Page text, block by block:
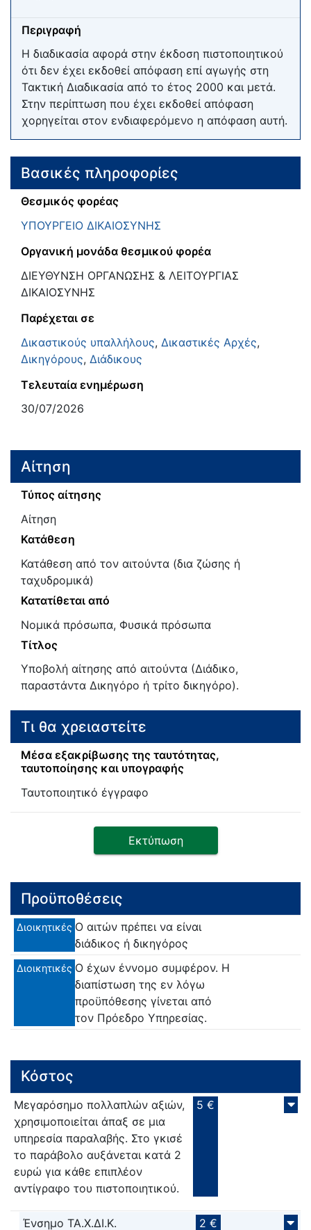
Περιγραφή
Η διαδικασία αφορά στην έκδοση πιστοποιητικού
ότι δεν έχει εκδοθεί απόφαση επί αγωγής στη
Τακτική Διαδικασία από το έτος 2000 και μετά.
Στην περίπτωση που έχει εκδοθεί απόφαση
χορηγείται στον ενδιαφερόμενο η απόφαση αυτή.
Βασικές πληροφορίες
Θεσμικός φορέας
ΥΠΟΥΡΓΕΙΟ ΔΙΚΑΙΟΣΥΝΗΣ
Οργανική μονάδα θεσμικού φορέα
ΔΙΕΥΘΥΝΣΗ ΟΡΓΑΝΩΣΗΣ & ΛΕΙΤΟΥΡΓΙΑΣ
ΔΙΚΑΙΟΣΥΝΗΣ
Παρέχεται σε
Δικαστικούς υπαλλήλους, Δικαστικές Αρχές,
Δικηγόρους, Διάδικους
Τελευταία ενημέρωση
30/07/2026
Αίτηση
Τύπος αίτησης
Αίτηση
Κατάθεση
Κατάθεση από τον αιτούντα (δια ζώσης ή
ταχυδρομικά)
Κατατίθεται από
Νομικά πρόσωπα, Φυσικά πρόσωπα
Τίτλος
Υποβολή αίτησης από αιτούντα (Διάδικο,
παραστάντα Δικηγόρο ή τρίτο δικηγόρο).
Τι θα χρειαστείτε
Μέσα εξακρίβωσης της ταυτότητας,
ταυτοποίησης και υπογραφής
Ταυτοποιητικό έγγραφο
Εκτύπωση
Προϋποθέσεις
Διοικητικές Ο αιτών πρέπει να είναι
διάδικος ή δικηγόρος
Διοικητικές Ο έχων έννομο συμφέρον. Η
διαπίστωση της εν λόγω
προϋπόθεσης γίνεται από
τον Πρόεδρο Υπηρεσίας.
Κόστος
Μεγαρόσημο πολλαπλών αξιών,
χρησιμοποιείται άπαξ σε μια
υπηρεσία παραλαβής. Στο γκισέ
το παράβολο αυξάνεται κατά 2
ευρώ για κάθε επιπλέον
αντίγραφο του πιστοποιητικού.
5 €
Ένσημο ΤΑ.Χ.ΔΙ.Κ. 2 €